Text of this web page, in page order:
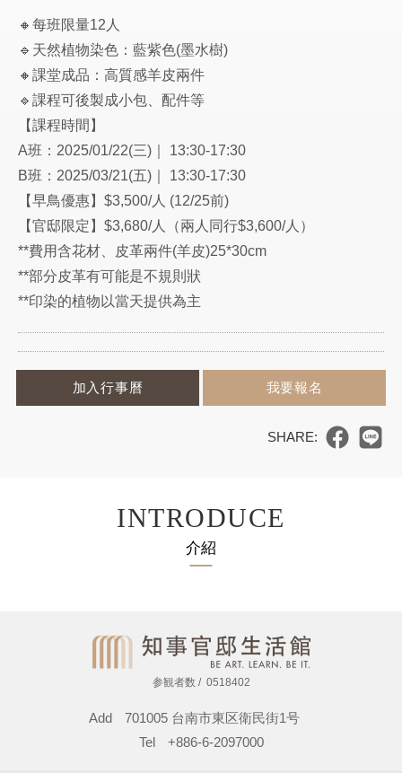
🔸每班限量12人
🔹天然植物染色：藍紫色(墨水樹)
🔸課堂成品：高質感羊皮兩件
🔹課程可後製成小包、配件等
【課程時間】
A班：2025/01/22(三)｜ 13:30-17:30
B班：2025/03/21(五)｜ 13:30-17:30
【早鳥優惠】$3,500/人 (12/25前)
【官邸限定】$3,680/人（兩人同行$3,600/人）
**費用含花材、皮革兩件(羊皮)25*30cm
**部分皮革有可能是不規則狀
**印染的植物以當天提供為主
加入行事曆 我要報名
INTRODUCE
介紹
参観者数 0518402
Add
701005 台南市東区衛民街1号
Tel
+886-6-2097000